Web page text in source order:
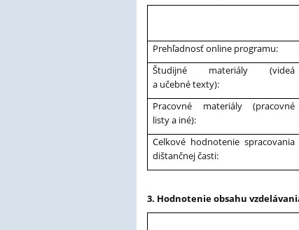
Prehľadnosť online programu:
Študijné materiály (videá
a učebné texty):
Pracovné materiály (pracovné
listy a iné):
Celkové hodnotenie spracovania
dištančnej časti:
3. Hodnotenie obsahu